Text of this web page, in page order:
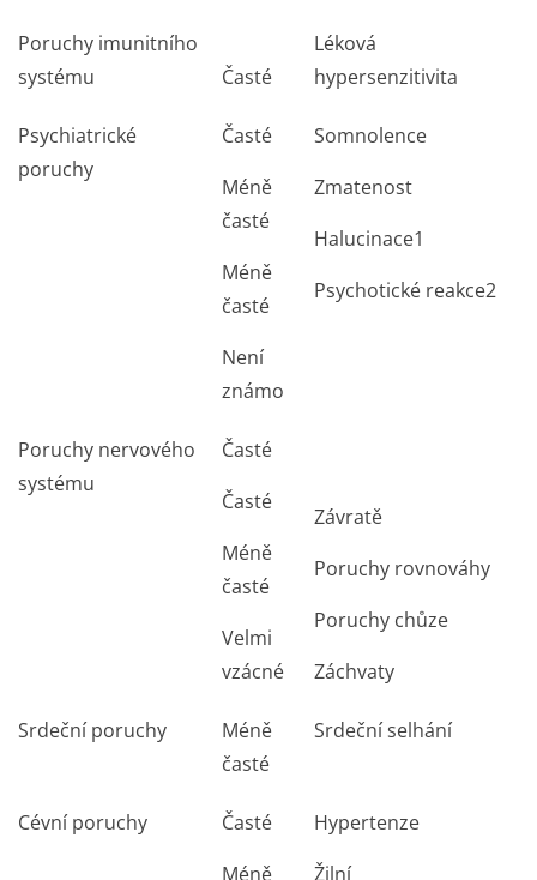
Poruchy imunitního
systému
Časté
Léková
hypersenzitivita
Psychiatrické
poruchy
Časté
Méně
časté
Méně
časté
Není
známo
Somnolence
Zmatenost
Halucinace1
Psychotické reakce2
Poruchy nervového
systému
Časté
Časté
Méně
časté
Velmi
vzácné
Závratě
Poruchy rovnováhy
Poruchy chůze
Záchvaty
Srdeční poruchy
Méně
časté
Srdeční selhání
Cévní poruchy
Časté
Méně
Hypertenze
Žilní